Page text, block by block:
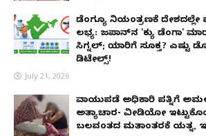
ಡೆಂಗ್ಯೂ ನಿಯಂತ್ರಣಕ್ಕೆ
ಲಭ್ಯ: ಜಪಾನ್‌ನ 'ಕ್ಯು ಡೆಂಗಾ'
ಸಿಗ್ನಲ್; ಯಾರಿಗೆ ಸೂಕ್ತ? ಎಷ್ಟು
ಡಿಟೇಲ್ಸ್!
July 21, 2026
ವಾಯುಪಡೆ ಅಧಿಕಾರಿ ಪತ್ನಿಗೆ
ಅತ್ಯಾಚಾರ- ವೀಡಿಯೋ
ಬಲವಂತದ ಮತಾಂತರಕ್ಕೆ ಯತ್ನ,